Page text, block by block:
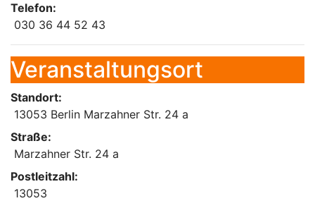
Telefon:
030 36 44 52 43
Veranstaltungsort
Standort:
13053 Berlin Marzahner Str. 24 a
Straße:
Marzahner Str. 24 a
Postleitzahl:
13053